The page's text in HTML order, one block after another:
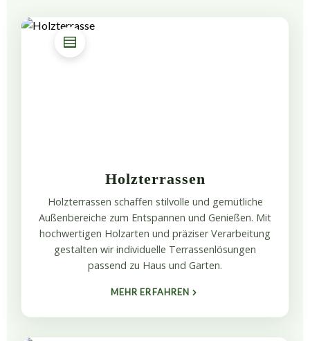
Holzterrassen
Holzterrassen schaffen stilvolle und gemütliche
Außenbereiche zum Entspannen und Genießen. Mit
hochwertigen Holzarten und präziser Verarbeitung
gestalten wir individuelle Terrassenlösungen
passend zu Haus und Garten.
MEHR ERFAHREN